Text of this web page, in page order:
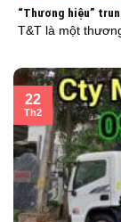
“Thương hiệu”
T&T là một
22
Th2